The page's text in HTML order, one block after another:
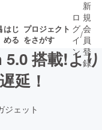
はじ
める
プロジェクト
をさがす
クト
ロ
グ
イ
ン
/
新
規
会
員
登
録
搭載!より
延！
ジェット